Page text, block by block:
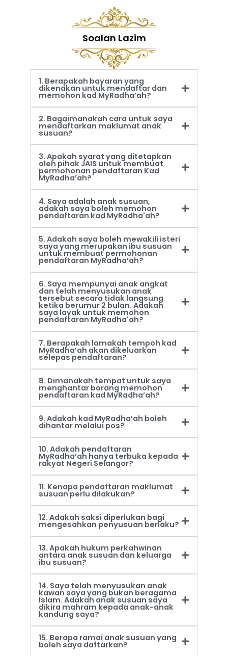
Soalan Lazim
1. Berapakah bayaran yang
dikenakan untuk mendaftar dan
memohon kad MyRadha’ah?
2. Bagaimanakah cara untuk saya
mendaftarkan maklumat anak
susuan?
3. Apakah syarat yang ditetapkan
oleh pihak JAIS untuk membuat
permohonan pendaftaran Kad
MyRadha’ah?
4. Saya adalah anak susuan,
adakah saya boleh memohon
pendaftaran kad MyRadha'ah?
5. Adakah saya boleh mewakili isteri
saya yang merupakan ibu susuan
untuk membuat permohonan
pendaftaran MyRadha’ah?
6. Saya mempunyai anak angkat
dan telah menyusukan anak
tersebut secara tidak langsung
ketika berumur 2 bulan. Adakah
saya layak untuk memohon
pendaftaran MyRadha'ah?
7. Berapakah lamakah tempoh kad
MyRadha’ah akan dikeluarkan
selepas pendaftaran?
8. Dimanakah tempat untuk saya
menghantar borang memohon
pendaftaran kad MyRadha’ah?
9. Adakah kad MyRadha’ah boleh
dihantar melalui pos?
10. Adakah pendaftaran
MyRadha’ah hanya terbuka kepada
rakyat Negeri Selangor?
11. Kenapa pendaftaran maklumat
susuan perlu dilakukan?
12. Adakah saksi diperlukan bagi
mengesahkan penyusuan berlaku?
13. Apakah hukum perkahwinan
antara anak susuan dan keluarga
ibu susuan?
14. Saya telah menyusukan anak
kawan saya yang bukan beragama
Islam. Adakah anak susuan saya
dikira mahram kepada anak-anak
kandung saya?
15. Berapa ramai anak susuan yang
boleh saya daftarkan?